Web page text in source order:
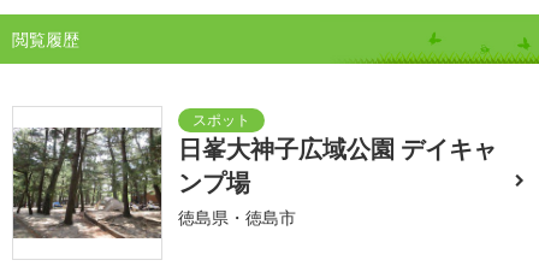
閲覧履歴
日峯大神子広域公園 デイキャ
ンプ場
徳島県・徳島市